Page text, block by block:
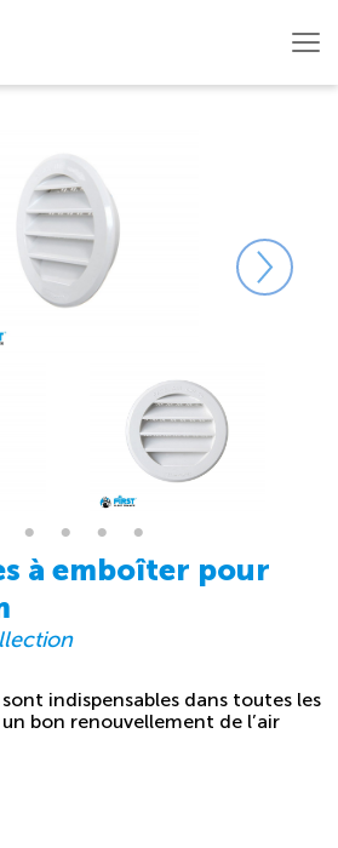
à emboîter pour
indispensables dans toutes les
bon renouvellement de l’air